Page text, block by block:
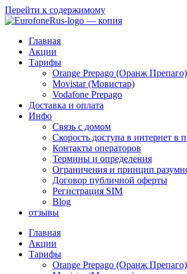
Перейти к содержимому
Главная
Акции
Тарифы
Orange Prepago (Оранж Препаго)
Movistar (Мовистар)
Vodafone Prepago
Доставка и оплата
Инфо
Связь с домом
Скорость доступа в интернет в
Контакты операторов
Термины и определения
Ограничения и принцип
Договор публичной оферты
Регистрация SIM
Blog
отзывы
Главная
Акции
Тарифы
Orange Prepago (Оранж Препаго)